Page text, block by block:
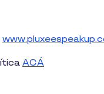
ACÁ